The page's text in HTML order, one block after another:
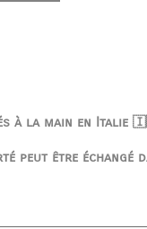
à la main en
peut être échangé